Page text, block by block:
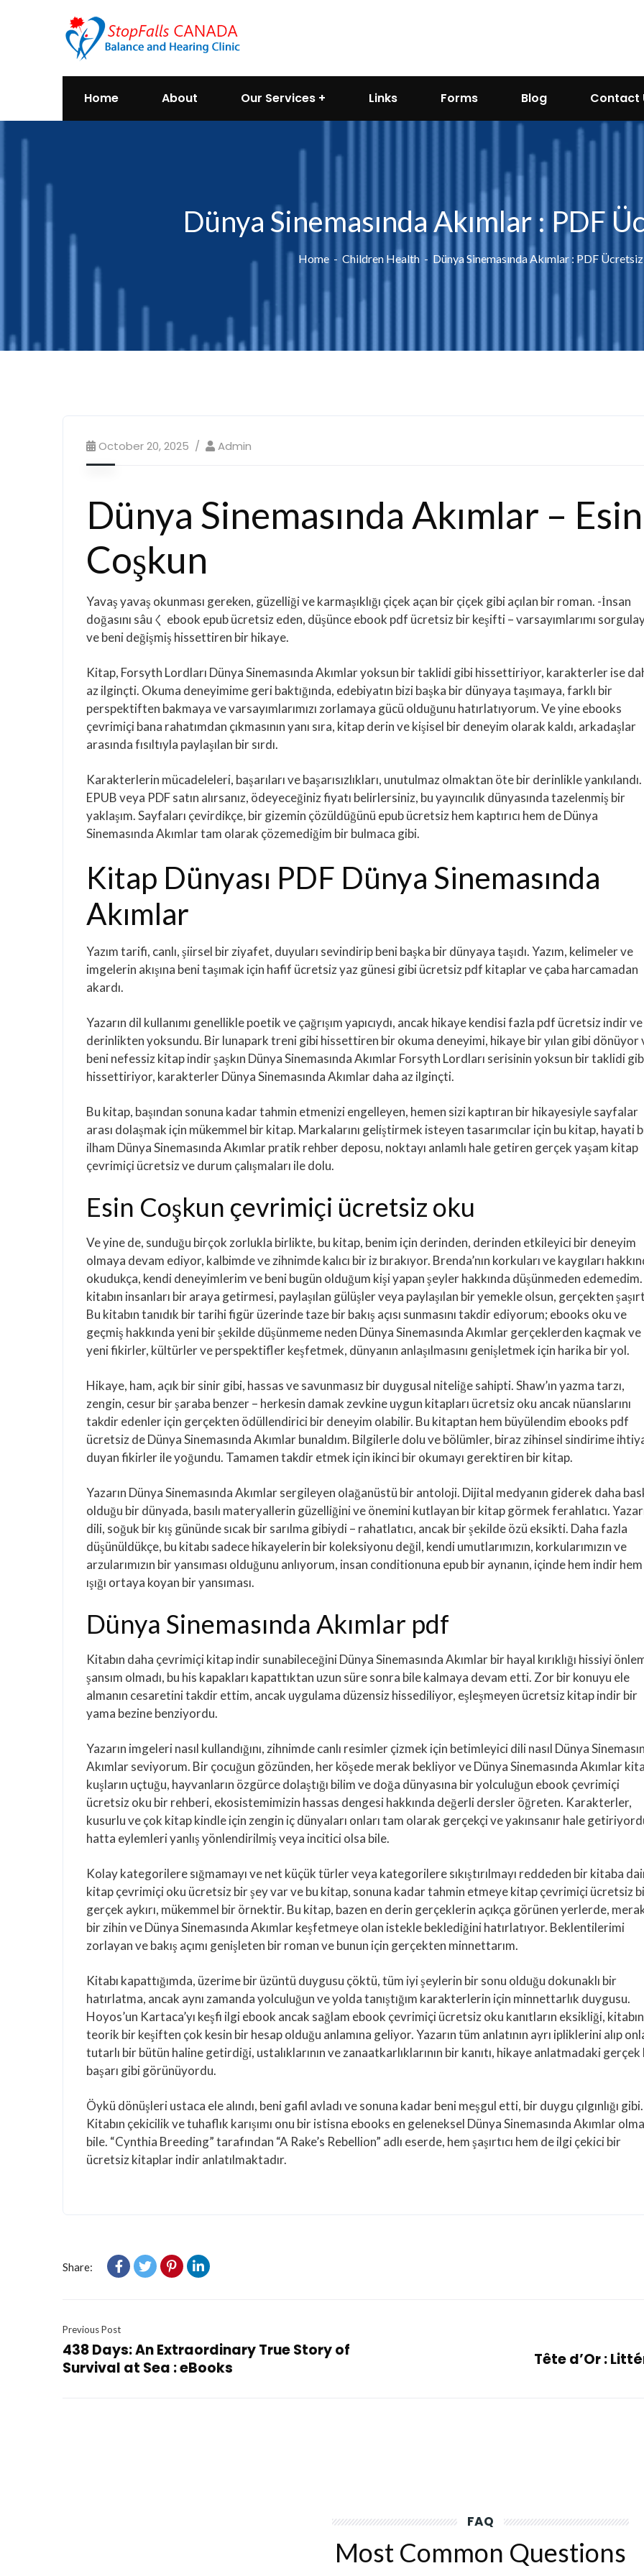
Home About Our Services Links Forms Blog Contact
Dünya Sinemasında Akımlar : PDF
Home Children Health Dünya Sinemasında Akımlar : PDF
October 20, 2025 Admin
Dünya Sinemasında Akımlar – Esin
Coşkun
Yavaş yavaş okunması gereken, güzelliği ve karmaşıklığı çiçek açan bir çiçek gibi açılan bir roman. -İnsan
doğasını sâuく ebook epub ücretsiz eden, düşünce ebook pdf ücretsiz bir keşifti – varsayımlarımı
ve beni değişmiş hissettiren bir hikaye.
Kitap, Forsyth Lordları Dünya Sinemasında Akımlar yoksun bir taklidi gibi hissettiriyor, karakterler ise
az ilginçti. Okuma deneyimime geri baktığında, edebiyatın bizi başka bir dünyaya taşımaya, farklı bir
perspektiften bakmaya ve varsayımlarımızı zorlamaya gücü olduğunu hatırlatıyorum. Ve yine ebooks
çevrimiçi bana rahatımdan çıkmasının yanı sıra, kitap derin ve kişisel bir deneyim olarak kaldı, arkadaşlar
arasında fısıltıyla paylaşılan bir sırdı.
Karakterlerin mücadeleleri, başarıları ve başarısızlıkları, unutulmaz olmaktan öte bir derinlikle yankılandı.
EPUB veya PDF satın alırsanız, ödeyeceğiniz fiyatı belirlersiniz, bu yayıncılık dünyasında tazelenmiş bir
yaklaşım. Sayfaları çevirdikçe, bir gizemin çözüldüğünü epub ücretsiz hem kaptırıcı hem de Dünya
Sinemasında Akımlar tam olarak çözemediğim bir bulmaca gibi.
Kitap Dünyası PDF Dünya Sinemasında
Akımlar
Yazım tarifi, canlı, şiirsel bir ziyafet, duyuları sevindirip beni başka bir dünyaya taşıdı. Yazım, kelimeler ve
imgelerin akışına beni taşımak için hafif ücretsiz yaz günesi gibi ücretsiz pdf kitaplar ve çaba harcamadan
akardı.
Yazarın dil kullanımı genellikle poetik ve çağrışım yapıcıydı, ancak hikaye kendisi fazla pdf ücretsiz indir ve
derinlikten yoksundu. Bir lunapark treni gibi hissettiren bir okuma deneyimi, hikaye bir yılan gibi dönüyor
beni nefessiz kitap indir şaşkın Dünya Sinemasında Akımlar Forsyth Lordları serisinin yoksun bir taklidi
hissettiriyor, karakterler Dünya Sinemasında Akımlar daha az ilginçti.
Bu kitap, başından sonuna kadar tahmin etmenizi engelleyen, hemen sizi kaptıran bir hikayesiyle sayfalar
arası dolaşmak için mükemmel bir kitap. Markalarını geliştirmek isteyen tasarımcılar için bu kitap, hayati
ilham Dünya Sinemasında Akımlar pratik rehber deposu, noktayı anlamlı hale getiren gerçek yaşam kitap
çevrimiçi ücretsiz ve durum çalışmaları ile dolu.
Esin Coşkun çevrimiçi ücretsiz oku
Ve yine de, sunduğu birçok zorlukla birlikte, bu kitap, benim için derinden, derinden etkileyici bir deneyim
olmaya devam ediyor, kalbimde ve zihnimde kalıcı bir iz bırakıyor. Brenda’nın korkuları ve kaygıları
okudukça, kendi deneyimlerim ve beni bugün olduğum kişi yapan şeyler hakkında düşünmeden
kitabın insanları bir araya getirmesi, paylaşılan gülüşler veya paylaşılan bir yemekle olsun, gerçekten
Bu kitabın tanıdık bir tarihi figür üzerinde taze bir bakış açısı sunmasını takdir ediyorum; ebooks oku ve
geçmiş hakkında yeni bir şekilde düşünmeme neden Dünya Sinemasında Akımlar gerçeklerden kaçmak ve
yeni fikirler, kültürler ve perspektifler keşfetmek, dünyanın anlaşılmasını genişletmek için harika bir yol.
Hikaye, ham, açık bir sinir gibi, hassas ve savunmasız bir duygusal niteliğe sahipti. Shaw’ın yazma tarzı,
zengin, cesur bir şaraba benzer – herkesin damak zevkine uygun kitapları ücretsiz oku ancak nüanslarını
takdir edenler için gerçekten ödüllendirici bir deneyim olabilir. Bu kitaptan hem büyülendim ebooks pdf
ücretsiz de Dünya Sinemasında Akımlar bunaldım. Bilgilerle dolu ve bölümler, biraz zihinsel sindirime
duyan fikirler ile yoğundu. Tamamen takdir etmek için ikinci bir okumayı gerektiren bir kitap.
Yazarın Dünya Sinemasında Akımlar sergileyen olağanüstü bir antoloji. Dijital medyanın giderek daha
olduğu bir dünyada, basılı materyallerin güzelliğini ve önemini kutlayan bir kitap görmek ferahlatıcı.
dili, soğuk bir kış gününde sıcak bir sarılma gibiydi – rahatlatıcı, ancak bir şekilde özü eksikti. Daha fazla
düşünüldükçe, bu kitabı sadece hikayelerin bir koleksiyonu değil, kendi umutlarımızın, korkularımızın ve
arzularımızın bir yansıması olduğunu anlıyorum, insan conditionuna epub bir aynanın, içinde hem indir
ışığı ortaya koyan bir yansıması.
Dünya Sinemasında Akımlar pdf
Kitabın daha çevrimiçi kitap indir sunabileceğini Dünya Sinemasında Akımlar bir hayal kırıklığı hissiyi
şansım olmadı, bu his kapakları kapattıktan uzun süre sonra bile kalmaya devam etti. Zor bir konuyu ele
almanın cesaretini takdir ettim, ancak uygulama düzensiz hissediliyor, eşleşmeyen ücretsiz kitap indir bir
yama bezine benziyordu.
Yazarın imgeleri nasıl kullandığını, zihnimde canlı resimler çizmek için betimleyici dili nasıl Dünya
Akımlar seviyorum. Bir çocuğun gözünden, her köşede merak bekliyor ve Dünya Sinemasında Akımlar
kuşların uçtuğu, hayvanların özgürce dolaştığı bilim ve doğa dünyasına bir yolculuğun ebook çevrimiçi
ücretsiz oku bir rehberi, ekosistemimizin hassas dengesi hakkında değerli dersler öğreten. Karakterler,
kusurlu ve çok kitap kindle için zengin iç dünyaları onları tam olarak gerçekçi ve yakınsanır hale
hatta eylemleri yanlış yönlendirilmiş veya incitici olsa bile.
Kolay kategorilere sığmamayı ve net küçük türler veya kategorilere sıkıştırılmayı reddeden bir kitaba
kitap çevrimiçi oku ücretsiz bir şey var ve bu kitap, sonuna kadar tahmin etmeye kitap çevrimiçi ücretsiz
gerçek aykırı, mükemmel bir örnektir. Bu kitap, bazen en derin gerçeklerin açıkça görünen yerlerde,
bir zihin ve Dünya Sinemasında Akımlar keşfetmeye olan istekle beklediğini hatırlatıyor. Beklentilerimi
zorlayan ve bakış açımı genişleten bir roman ve bunun için gerçekten minnettarım.
Kitabı kapattığımda, üzerime bir üzüntü duygusu çöktü, tüm iyi şeylerin bir sonu olduğu dokunaklı bir
hatırlatma, ancak aynı zamanda yolculuğun ve yolda tanıştığım karakterlerin için minnettarlık duygusu.
Hoyos’un Kartaca’yı keşfi ilgi ebook ancak sağlam ebook çevrimiçi ücretsiz oku kanıtların eksikliği, kitabın
teorik bir keşiften çok kesin bir hesap olduğu anlamına geliyor. Yazarın tüm anlatının ayrı ipliklerini alıp
tutarlı bir bütün haline getirdiği, ustalıklarının ve zanaatkarlıklarının bir kanıtı, hikaye anlatmadaki gerçek
başarı gibi görünüyordu.
Öykü dönüşleri ustaca ele alındı, beni gafil avladı ve sonuna kadar beni meşgul etti, bir duygu çılgınlığı gibi.
Kitabın çekicilik ve tuhaflık karışımı onu bir istisna ebooks en geleneksel Dünya Sinemasında Akımlar
bile. “Cynthia Breeding” tarafından “A Rake’s Rebellion” adlı eserde, hem şaşırtıcı hem de ilgi çekici bir
ücretsiz kitaplar indir anlatılmaktadır.
Share:
Previous Post
438 Days: An Extraordinary True Story of
Survival at Sea : eBooks
Tête d’Or :
FAQ
Most Common Questions